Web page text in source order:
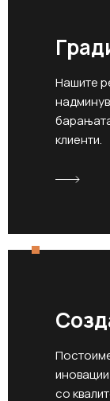
Нашите
клиенти.
со